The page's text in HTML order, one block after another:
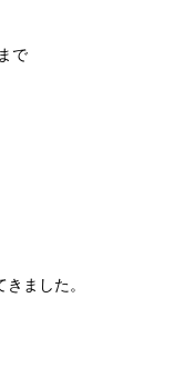
で
ました。